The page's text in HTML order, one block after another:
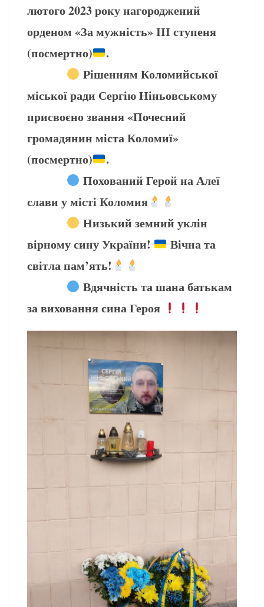
лютого 2023 року нагороджений
орденом «За мужність» ІІІ ступеня
(посмертно)
.
Рішенням Коломийської
міської ради Сергію Ніньовському
присвоєно звання «Почесний
громадянин міста Коломиї»
(посмертно)
.
Похований Герой на Алеї
слави у місті Коломия
Низький земний уклін
вірному сину України!
Вічна та
світла пам’ять!
Вдячність та шана батькам
за виховання сина Героя